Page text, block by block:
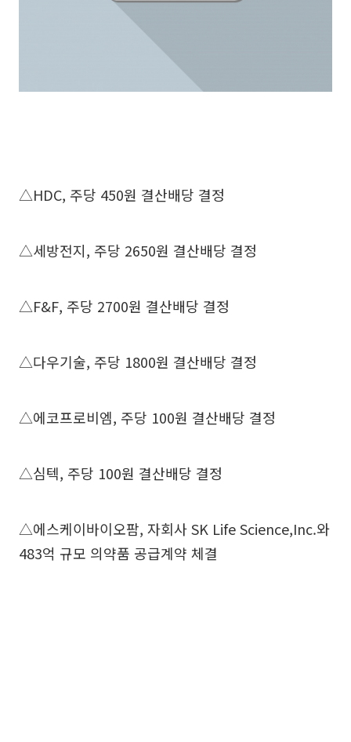
△HDC, 주당 450원 결산배당 결정
△세방전지, 주당 2650원 결산배당 결정
△F&F, 주당 2700원 결산배당 결정
△다우기술, 주당 1800원 결산배당 결정
△에코프로비엠, 주당 100원 결산배당 결정
△심텍, 주당 100원 결산배당 결정
△에스케이바이오팜, 자회사 SK Life Science,Inc.와
483억 규모 의약품 공급계약 체결